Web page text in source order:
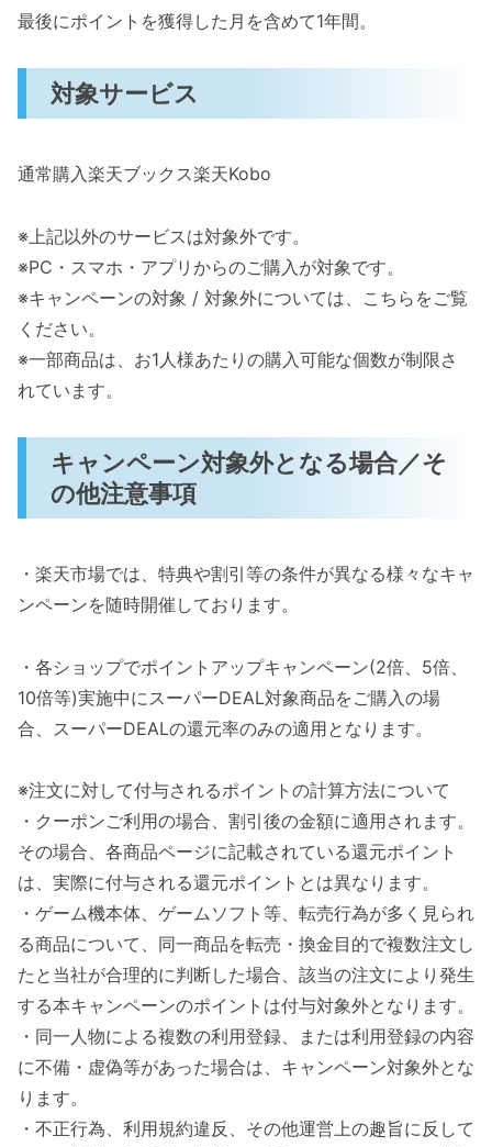
最後にポイントを獲得した月を含めて1年間。
対象サービス
通常購入楽天ブックス楽天Kobo
※上記以外のサービスは対象外です。
※PC・スマホ・アプリからのご購入が対象です。
※キャンペーンの対象 / 対象外については、こちらをご覧
ください。
※一部商品は、お1人様あたりの購入可能な個数が制限さ
れています。
キャンペーン対象外となる場合／そ
の他注意事項
・楽天市場では、特典や割引等の条件が異なる様々なキャ
ンペーンを随時開催しております。
・各ショップでポイントアップキャンペーン(2倍、5倍、
10倍等)実施中にスーパーDEAL対象商品をご購入の場
合、スーパーDEALの還元率のみの適用となります。
※注文に対して付与されるポイントの計算方法について
・クーポンご利用の場合、割引後の金額に適用されます。
その場合、各商品ページに記載されている還元ポイント
は、実際に付与される還元ポイントとは異なります。
・ゲーム機本体、ゲームソフト等、転売行為が多く見られ
る商品について、同一商品を転売・換金目的で複数注文し
たと当社が合理的に判断した場合、該当の注文により発生
する本キャンペーンのポイントは付与対象外となります。
・同一人物による複数の利用登録、または利用登録の内容
に不備・虚偽等があった場合は、キャンペーン対象外とな
ります。
・不正行為、利用規約違反、その他運営上の趣旨に反して